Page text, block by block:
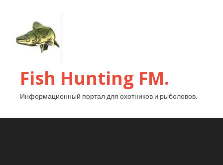
Fish Hunting FM.
Информационный портал для охотников и рыболовов.